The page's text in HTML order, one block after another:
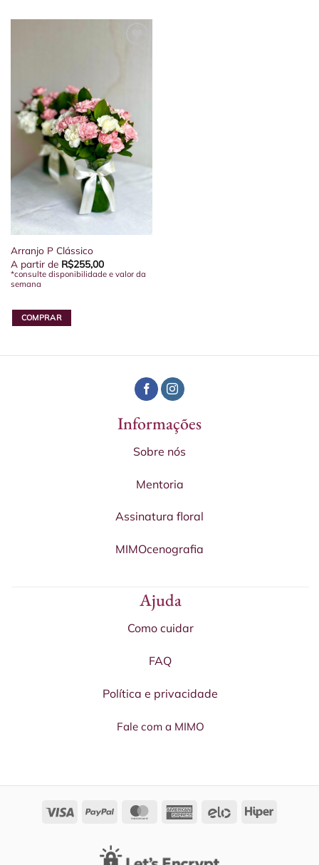
opções
podem
ser
escolhidas
página
do
produto
Arranjo P Clássico
A partir de R$255,00
*consulte disponibilidade e valor da
semana
COMPRAR
Informações
Sobre nós
Mentoria
Assinatura floral
MIMOcenografia
Ajuda
Como cuidar
FAQ
Política e privacidade
Fale com a MIMO